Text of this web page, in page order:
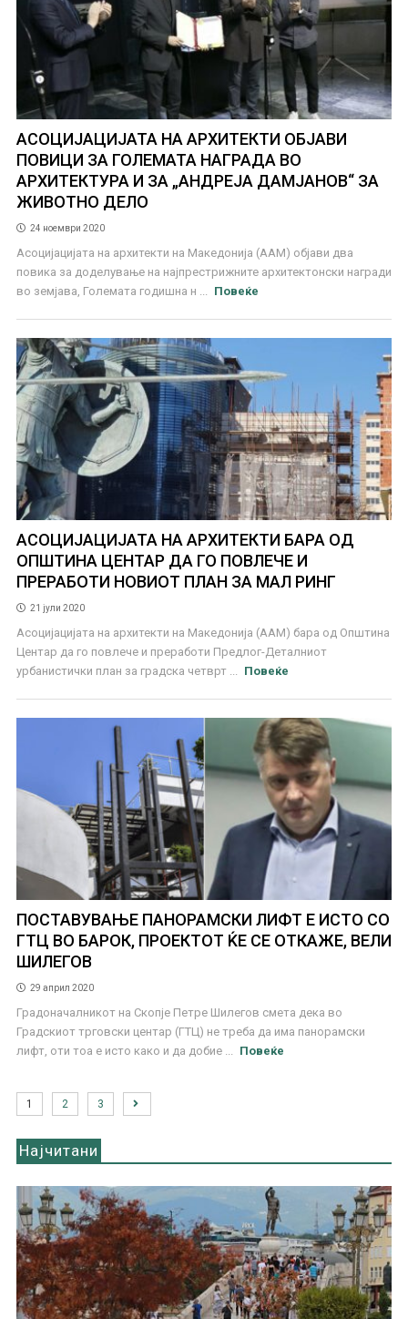
АСОЦИЈАЦИЈАТА НА АРХИТЕКТИ ОБЈАВИ
ПОВИЦИ ЗА ГОЛЕМАТА НАГРАДА ВО
АРХИТЕКТУРА И ЗА „АНДРЕЈА ДАМЈАНОВ“ ЗА
ЖИВОТНО ДЕЛО
24 ноември 2020
Асоцијацијата на архитекти на Македонија (ААМ) објави два
повика за доделување на најпрестрижните архитектонски награди
во земјава, Големата годишна н ...
Повеќе
АСОЦИЈАЦИЈАТА НА АРХИТЕКТИ БАРА ОД
ОПШТИНА ЦЕНТАР ДА ГО ПОВЛЕЧЕ И
ПРЕРАБОТИ НОВИОТ ПЛАН ЗА МАЛ РИНГ
21 јули 2020
Асоцијацијата на архитекти на Македонија (ААМ) бара од Општина
Центар да го повлече и преработи Предлог-Деталниот
урбанистички план за градска четврт ...
Повеќе
ПОСТАВУВАЊЕ ПАНОРАМСКИ ЛИФТ Е ИСТО СО
ГТЦ ВО БАРОК, ПРОЕКТОТ ЌЕ СЕ ОТКАЖЕ, ВЕЛИ
ШИЛЕГОВ
29 април 2020
Градоначалникот на Скопје Петре Шилегов смета дека во
Градскиот трговски центар (ГТЦ) не треба да има панорамски
лифт, оти тоа е исто како и да добие ...
Повеќе
1 2 3
Најчитани